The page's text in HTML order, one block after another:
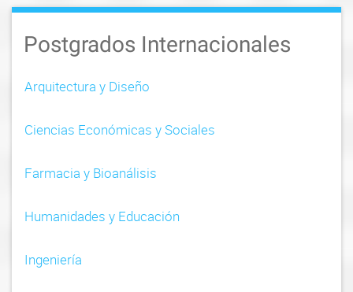
Postgrados Internacionales
Arquitectura y Diseño
Ciencias Económicas y Sociales
Farmacia y Bioanálisis
Humanidades y Educación
Ingeniería